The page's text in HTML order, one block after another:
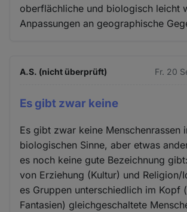
oberflächliche und biologisch leicht
Anpassungen an geographische
A.S. (nicht überprüft) Fr. 20
Es gibt zwar keine
Es gibt zwar keine Menschenrassen
biologischen Sinne, aber etwas
es noch keine gute Bezeichnung
von Erziehung (Kultur) und Religion/
es Gruppen unterschiedlich im Kopf
Fantasien) gleichgeschaltete